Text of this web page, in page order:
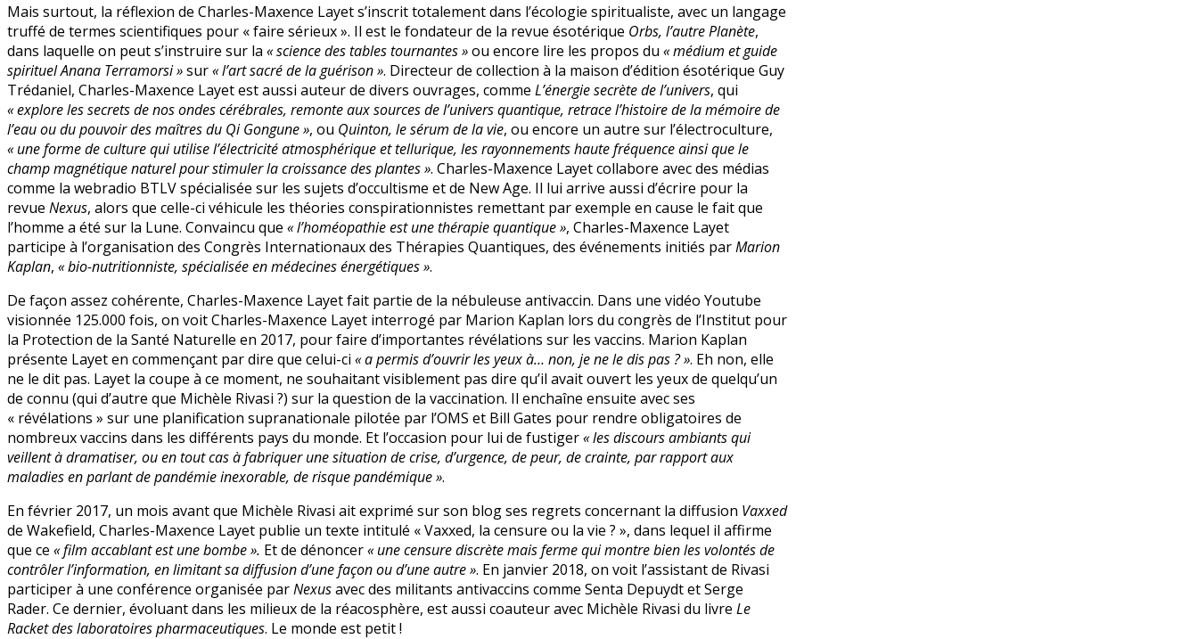
Mais surtout, la réflexion de Charles-Maxence Layet s’inscrit totalement dans l’écologie spiritualiste, avec un langage
truffé de termes scientifiques pour « faire sérieux ». Il est le fondateur de la revue ésotérique Orbs, l’autre Planète,
dans laquelle on peut s’instruire sur la « science des tables tournantes »ou encore lire les propos du « médium et guide
spirituel Anana Terramorsi »sur« l’art sacré de la guérison ». Directeur de collection à la maison d’édition ésotérique Guy
Trédaniel, Charles-Maxence Layet est aussi auteur de divers ouvrages, comme L’énergie secrète de l’univers, qui
« explore les secrets de nos ondes cérébrales, remonte aux sources de l’univers quantique, retrace l’histoire de la mémoire de
l’eau ou du pouvoir des maîtres du Qi Gongune », ou Quinton, le sérum de la vie, ou encore un autre sur l’électroculture,
« une forme de culture qui utilise l’électricité atmosphérique et tellurique, les rayonnements haute fréquence ainsi que le
champ magnétique naturel pour stimuler la croissance des plantes ». Charles-Maxence Layet collabore avec des médias
comme la webradio BTLV spécialisée sur les sujets d’occultisme et de New Age. Il lui arrive aussi d’écrire pour la
revue Nexus, alors que celle-ci véhicule les théories conspirationnistes remettant par exemple en cause le fait que
l’homme a été sur la Lune. Convaincu que « l’homéopathie est une thérapie quantique », Charles-Maxence Layet
participe à l’organisation des Congrès Internationaux des Thérapies Quantiques, des événements initiés parMarion
Kaplan, « bio-nutritionniste, spécialisée en médecines énergétiques ».
De façon assez cohérente, Charles-Maxence Layet fait partie de la nébuleuse antivaccin. Dans une vidéo Youtube
visionnée 125.000 fois, on voit Charles-Maxence Layet interrogé par Marion Kaplan lors du congrès de l’Institut pour
la Protection de la Santé Naturelle en 2017, pour faire d’importantes révélations sur les vaccins. Marion Kaplan
présente Layet en commençant par dire que celui-ci « a permis d’ouvrir les yeux à… non, je ne le dis pas ? ». Eh non, elle
ne le dit pas. Layet la coupe à ce moment, ne souhaitant visiblement pas dire qu’il avait ouvert les yeux de quelqu’un
de connu (qui d’autre que Michèle Rivasi ?) sur la question de la vaccination. Il enchaîne ensuite avec ses
« révélations » sur une planification supranationale pilotée par l’OMS et Bill Gates pour rendre obligatoires de
nombreux vaccins dans les différents pays du monde. Et l’occasion pour lui de fustiger« les discours ambiants qui
veillent à dramatiser, ou en tout cas à fabriquer une situation de crise, d’urgence, de peur, de crainte, par rapport aux
maladies en parlant de pandémie inexorable, de risque pandémique ».
En février 2017, un mois avant que Michèle Rivasi ait exprimé sur son blog ses regrets concernant la diffusion Vaxxed
de Wakefield, Charles-Maxence Layet publie un texte intitulé « Vaxxed, la censure ou la vie ? », dans lequel il affirme
que ce « film accablant est une bombe ». Et de dénoncer« une censure discrète mais ferme qui montre bien les volontés de
contrôler l’information, en limitant sa diffusion d’une façon ou d’une autre ». En janvier 2018, on voit l’assistant de Rivasi
participer à une conférence organisée parNexusavec des militants antivaccins comme Senta Depuydt et Serge
Rader. Ce dernier, évoluant dans les milieux de la réacosphère, est aussi coauteur avec Michèle Rivasi du livre Le
Racket des laboratoires pharmaceutiques. Le monde est petit !